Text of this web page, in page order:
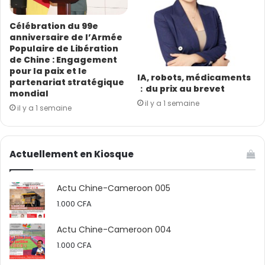
Célébration du 99e
anniversaire de l’Armée
Populaire de Libération
de Chine : Engagement
pour la paix et le
partenariat stratégique
mondial
il y a 1 semaine
IA, robots, médicaments
：du prix au brevet
il y a 1 semaine
Actuellement en Kiosque
Actu Chine-Cameroon 005
1.000 CFA
Actu Chine-Cameroon 004
1.000 CFA